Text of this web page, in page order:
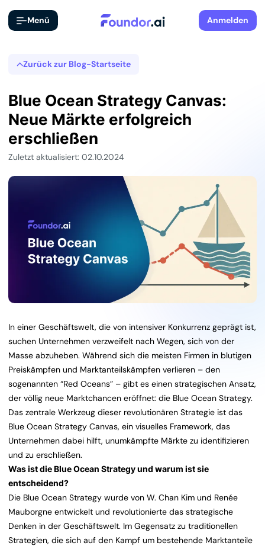
Menü Anmelden
Zurück zur Blog-Startseite
Blue Ocean Strategy Canvas:
Neue Märkte erfolgreich
erschließen
Zuletzt aktualisiert: 02.10.2024
In einer Geschäftswelt, die von intensiver Konkurrenz geprägt ist,
suchen Unternehmen verzweifelt nach Wegen, sich von der
Masse abzuheben. Während sich die meisten Firmen in blutigen
Preiskämpfen und Marktanteilskämpfen verlieren – den
sogenannten “Red Oceans” – gibt es einen strategischen Ansatz,
der völlig neue Marktchancen eröffnet: die Blue Ocean Strategy.
Das zentrale Werkzeug dieser revolutionären Strategie ist das
Blue Ocean Strategy Canvas, ein visuelles Framework, das
Unternehmen dabei hilft, unumkämpfte Märkte zu identifizieren
und zu erschließen.
Was ist die Blue Ocean Strategy und warum ist sie
entscheidend?
Die Blue Ocean Strategy wurde von W. Chan Kim und Renée
Mauborgne entwickelt und revolutionierte das strategische
Denken in der Geschäftswelt. Im Gegensatz zu traditionellen
Strategien, die sich auf den Kampf um bestehende Marktanteile